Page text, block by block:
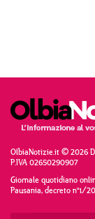
OlbiaNotizie.it © 2026
P.IVA 02650290907
Giornale quotidiano
Pausania, decreto n°1/